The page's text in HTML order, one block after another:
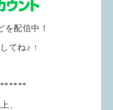
を配信中！
てね♪ ↑
、